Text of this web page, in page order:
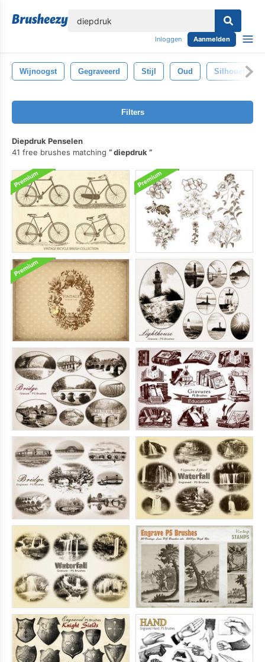
Inloggen Aanmelden
Wijnoogst Gegraveerd Stijl Oud Silhouet
Filters
Diepdruk Penselen
41 free brushes matching
diepdruk